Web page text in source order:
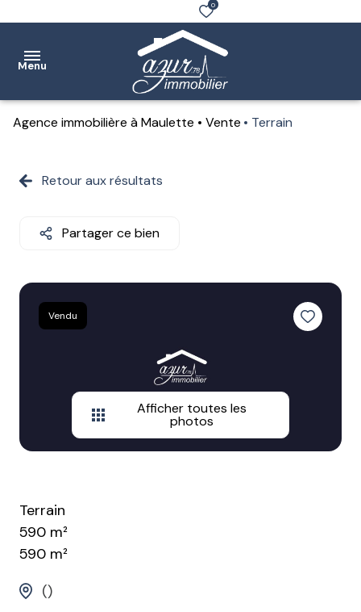
0
Menu
Ventes
Notre
Estimation
Agence immobilière à Maulette Vente Terrain
Retour aux résultats
Partager ce bien
Vendu
Afficher toutes les
photos
Terrain
590 m²
590 m²
()